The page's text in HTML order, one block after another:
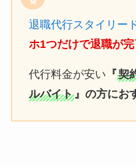
退職代行スタイリー
ホ1つだけで退職が完
代行料金が安い 『契
ルバイト』の方にお